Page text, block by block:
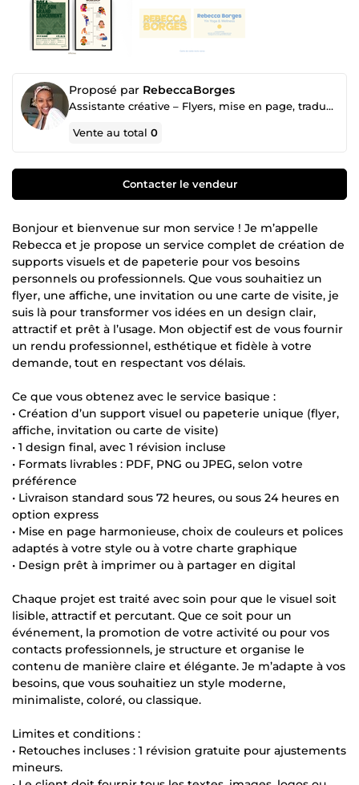
Proposé par RebeccaBorges
Assistante créative – Flyers, mise en page, traduction FR/EN/PT
Vente au total0
Contacter le vendeur
Bonjour et bienvenue sur mon service ! Je m’appelle
Rebecca et je propose un service complet de création de
supports visuels et de papeterie pour vos besoins
personnels ou professionnels. Que vous souhaitiez un
flyer, une affiche, une invitation ou une carte de visite, je
suis là pour transformer vos idées en un design clair,
attractif et prêt à l’usage. Mon objectif est de vous fournir
un rendu professionnel, esthétique et fidèle à votre
demande, tout en respectant vos délais.
Ce que vous obtenez avec le service basique :
• Création d’un support visuel ou papeterie unique (flyer,
affiche, invitation ou carte de visite)
• 1 design final, avec 1 révision incluse
• Formats livrables : PDF, PNG ou JPEG, selon votre
préférence
• Livraison standard sous 72 heures, ou sous 24 heures en
option express
• Mise en page harmonieuse, choix de couleurs et polices
adaptés à votre style ou à votre charte graphique
• Design prêt à imprimer ou à partager en digital
Chaque projet est traité avec soin pour que le visuel soit
lisible, attractif et percutant. Que ce soit pour un
événement, la promotion de votre activité ou pour vos
contacts professionnels, je structure et organise le
contenu de manière claire et élégante. Je m’adapte à vos
besoins, que vous souhaitiez un style moderne,
minimaliste, coloré, ou classique.
Limites et conditions :
• Retouches incluses : 1 révision gratuite pour ajustements
mineurs.